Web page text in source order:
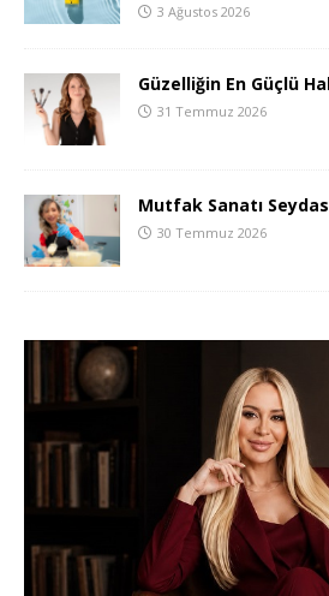
3 Ağustos 2026
Güzelliğin En Güçlü
31 Temmuz 2026
Mutfak Sanatı
30 Temmuz 2026